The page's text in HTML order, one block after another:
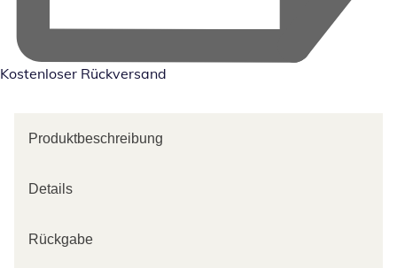
Kostenloser Rückversand
Produktbeschreibung
Details
Rückgabe